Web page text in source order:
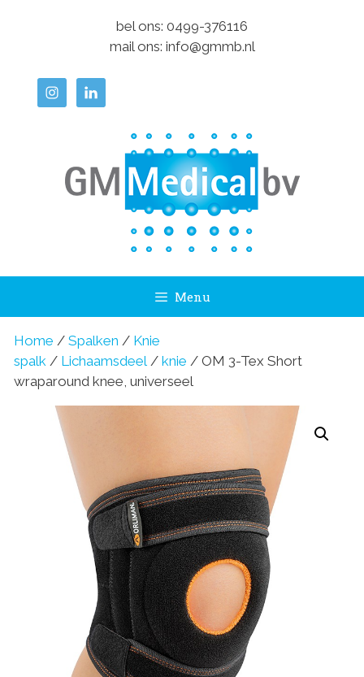
bel ons: 0499-376116
mail ons: info@gmmb.nl
Menu
Home / Spalken / Knie
spalk / Lichaamsdeel / knie / OM 3-Tex Short
wraparound knee, universeel